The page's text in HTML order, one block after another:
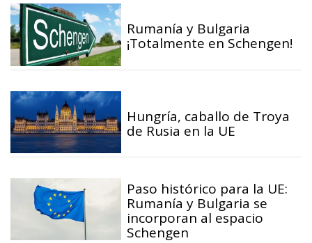
Rumanía y Bulgaria
¡Totalmente en Schengen!
Hungría, caballo de Troya
de Rusia en la UE
Paso histórico para la UE:
Rumanía y Bulgaria se
incorporan al espacio
Schengen